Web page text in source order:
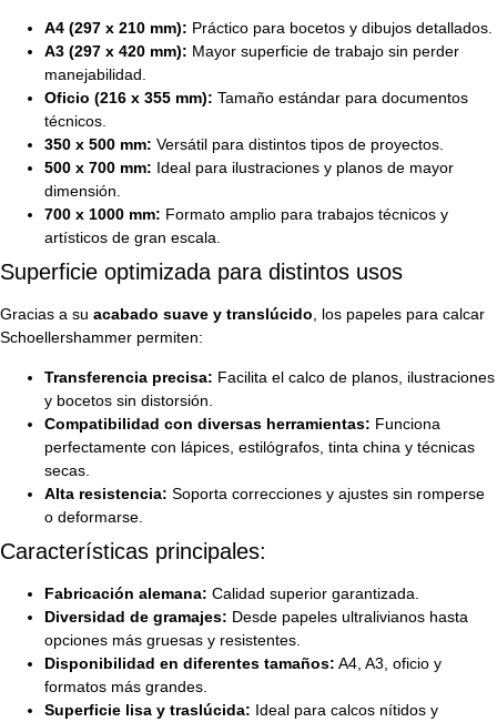
A4 (297 x 210 mm): Práctico para bocetos y dibujos detallados.
A3 (297 x 420 mm): Mayor superficie de trabajo sin perder
manejabilidad.
Oficio (216 x 355 mm): Tamaño estándar para documentos
técnicos.
350 x 500 mm: Versátil para distintos tipos de proyectos.
500 x 700 mm: Ideal para ilustraciones y planos de mayor
dimensión.
700 x 1000 mm: Formato amplio para trabajos técnicos y
artísticos de gran escala.
Superficie optimizada para distintos usos
Gracias a su acabado suave y translúcido , los papeles para calcar
Schoellershammer permiten:
Transferencia precisa: Facilita el calco de planos, ilustraciones
y bocetos sin distorsión.
Compatibilidad con diversas herramientas: Funciona
perfectamente con lápices, estilógrafos, tinta china y técnicas
secas.
Alta resistencia: Soporta correcciones y ajustes sin romperse
o deformarse.
Características principales:
Fabricación alemana: Calidad superior garantizada.
Diversidad de gramajes: Desde papeles ultralivianos hasta
opciones más gruesas y resistentes.
Disponibilidad en diferentes tamaños: A4, A3, oficio y
formatos más grandes.
Superficie lisa y traslúcida: Ideal para calcos nítidos y